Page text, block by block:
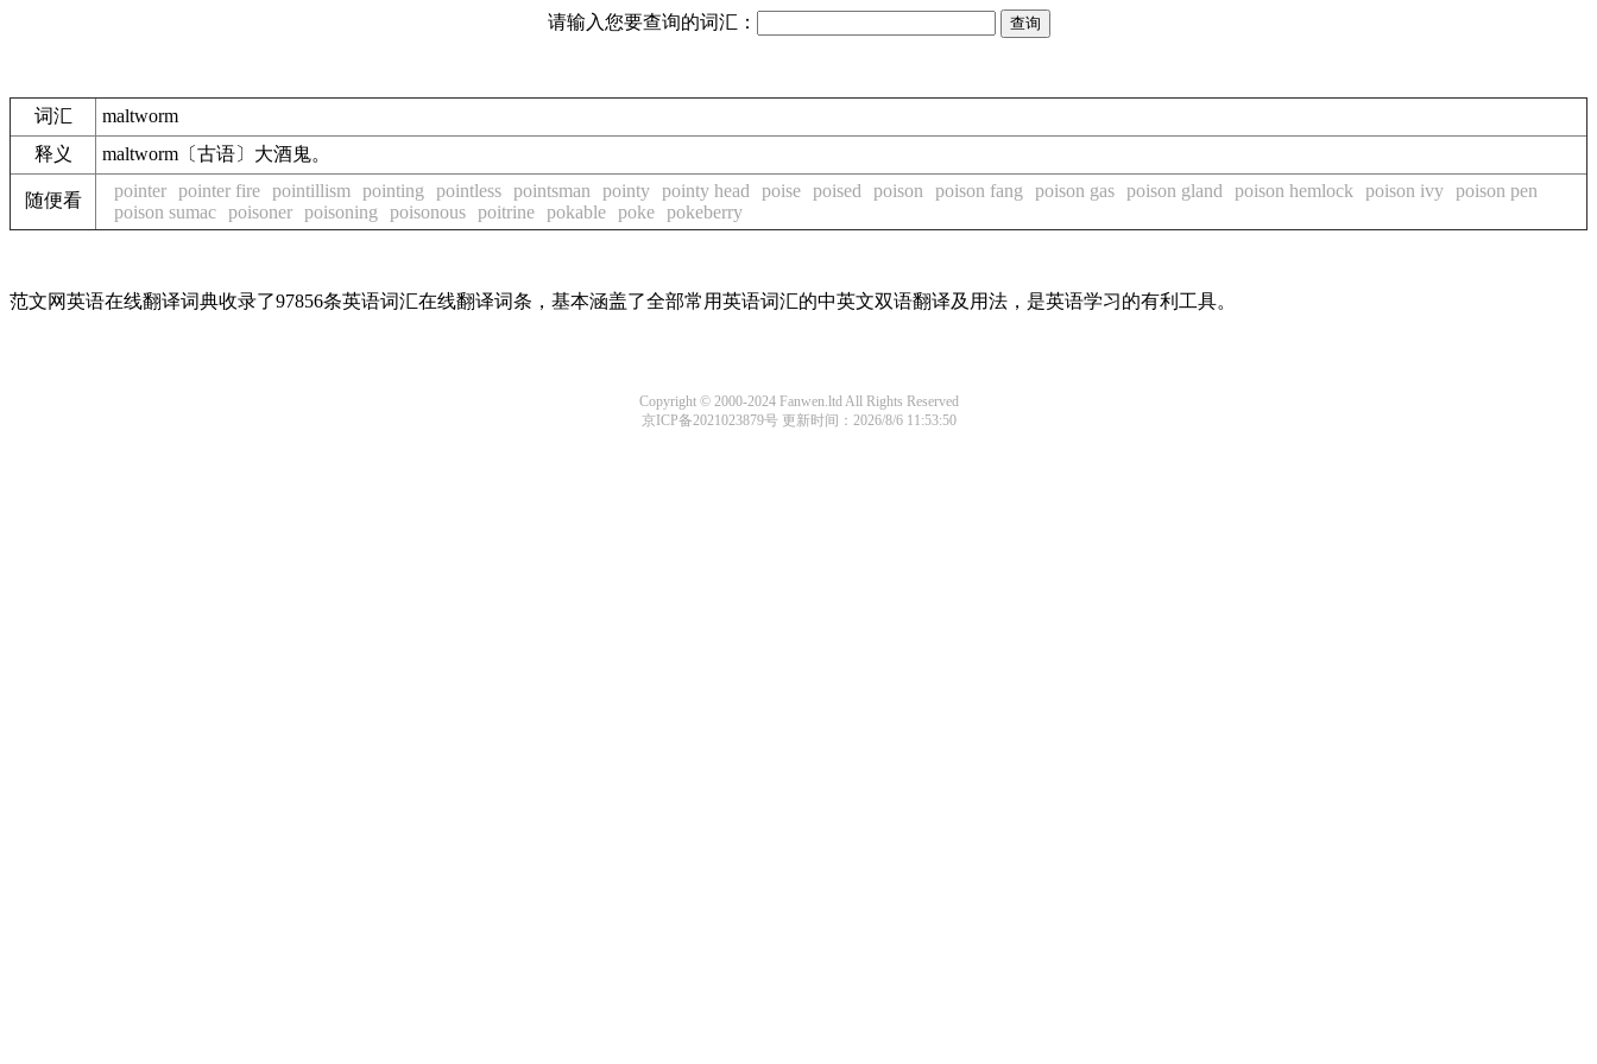
请输入您要查询的词汇：
词汇
maltworm
释义
maltworm〔古语〕大酒鬼。
随便看 pointer pointer fire pointillism pointing pointless pointsman pointy pointy head poise poised poison poison fang poison gas poison gland poison hemlock poison ivy poison pen
poison sumac poisoner poisoning poisonous poitrine pokable poke pokeberry
范文网英语在线翻译词典收录了97856条英语词汇在线翻译词条，基本涵盖了全部常用英语词汇的中英文双语翻译及用法，是英语学习的有利工具。
Copyright © 2000-2024 Fanwen.ltd All Rights Reserved
京ICP备2021023879号更新时间：2026/8/6 11:53:50